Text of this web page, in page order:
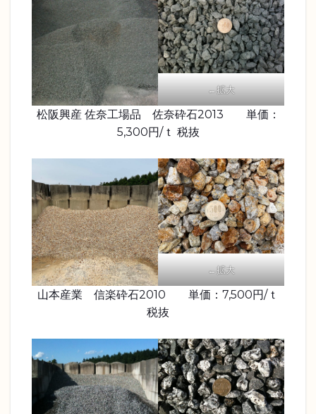
←拡大
松阪興産 佐奈工場品 佐奈砕石2013 単価：
5,300円/ｔ 税抜
←拡大
山本産業 信楽砕石2010 単価：7,500円/ｔ
税抜